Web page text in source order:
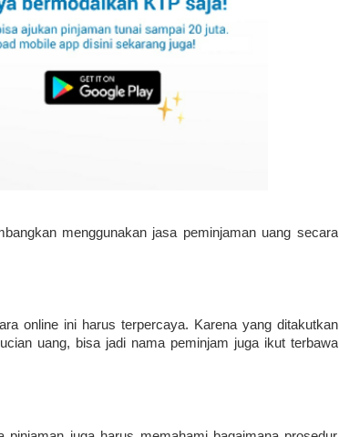
menggunakan jasa peminjaman uang secara
online ini harus terpercaya. Karena yang ditakutkan
uang, bisa jadi nama peminjam juga ikut terbawa